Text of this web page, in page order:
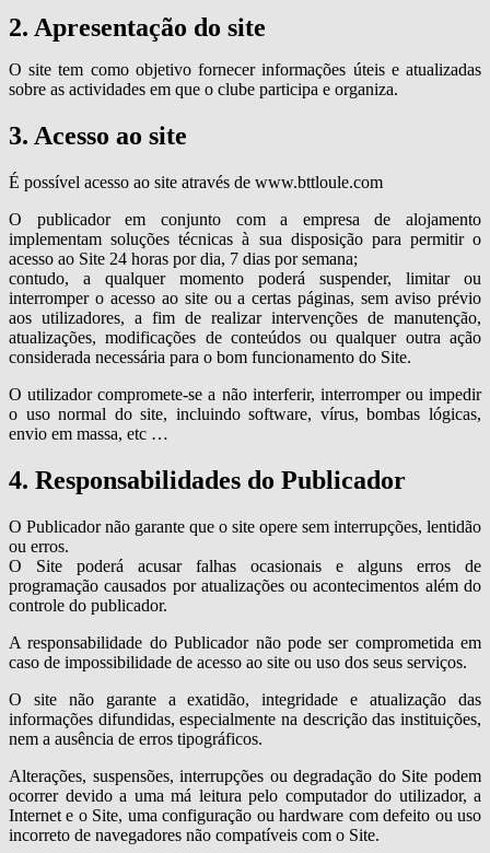
2. Apresentação do site
O site tem como objetivo fornecer informações úteis e atualizadas
sobre as actividades em que o clube participa e organiza.
3. Acesso ao site
É possível acesso ao site através de www.bttloule.com
O publicador em conjunto com a empresa de alojamento
implementam soluções técnicas à sua disposição para permitir o
acesso ao Site 24 horas por dia, 7 dias por semana;
contudo, a qualquer momento poderá suspender, limitar ou
interromper o acesso ao site ou a certas páginas, sem aviso prévio
aos utilizadores, a fim de realizar intervenções de manutenção,
atualizações, modificações de conteúdos ou qualquer outra ação
considerada necessária para o bom funcionamento do Site.
O utilizador compromete-se a não interferir, interromper ou impedir
o uso normal do site, incluindo software, vírus, bombas lógicas,
envio em massa, etc …
4. Responsabilidades do Publicador
O Publicador não garante que o site opere sem interrupções, lentidão
ou erros.
O Site poderá acusar falhas ocasionais e alguns erros de
programação causados por atualizações ou acontecimentos além do
controle do publicador.
A responsabilidade do Publicador não pode ser comprometida em
caso de impossibilidade de acesso ao site ou uso dos seus serviços.
O site não garante a exatidão, integridade e atualização das
informações difundidas, especialmente na descrição das instituições,
nem a ausência de erros tipográficos.
Alterações, suspensões, interrupções ou degradação do Site podem
ocorrer devido a uma má leitura pelo computador do utilizador, a
Internet e o Site, uma configuração ou hardware com defeito ou uso
incorreto de navegadores não compatíveis com o Site.